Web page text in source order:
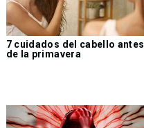
7 cuidados del cabello antes
de la primavera